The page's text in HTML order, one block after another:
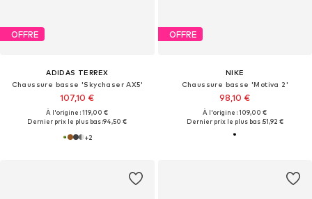
OFFRE
ADIDAS TERREX
Chaussure basse 'Skychaser AX5'
107,10 €
À l'origine : 119,00 €
Dernier prix le plus bas :94,50 €
+2
OFFRE
NIKE
Chaussure basse 'Motiva 2'
98,10 €
À l'origine : 109,00 €
Dernier prix le plus bas :51,92 €